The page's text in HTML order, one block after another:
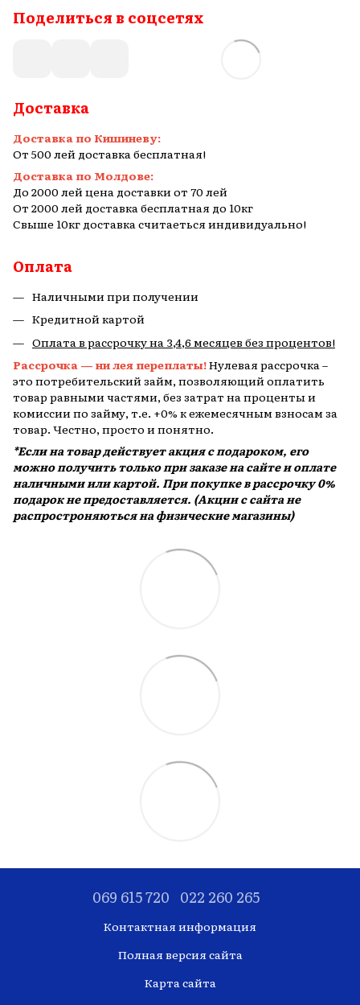
Поделиться в соцсетях
Доставка
Доставка по Кишиневу:
От 500 лей доставка бесплатная!
Доставка по Молдове:
До 2000 лей цена доставки от 70 лей
От 2000 лей доставка бесплатная до 10кг
Свыше 10кг доставка считаеться индивидуально!
Оплата
Наличными при получении
Кредитной картой
Оплата в рассрочку на 3,4,6 месяцев без процентов!
Рассрочка — ни лея переплаты!Нулевая рассрочка –
это потребительский займ, позволяющий оплатить
товар равными частями, без затрат на проценты и
комиссии по займу, т.е. +0% к ежемесячным взносам за
товар. Честно, просто и понятно.
*Если на товар действует акция с подароком, его
можно получить только при заказе на сайте и оплате
наличными или картой. При покупке в рассрочку 0%
подарок не предоставляется. (Акции с сайта не
распростроняються на физические магазины)
069 615 720 022 260 265
Контактная информация
Полная версия сайта
Карта сайта